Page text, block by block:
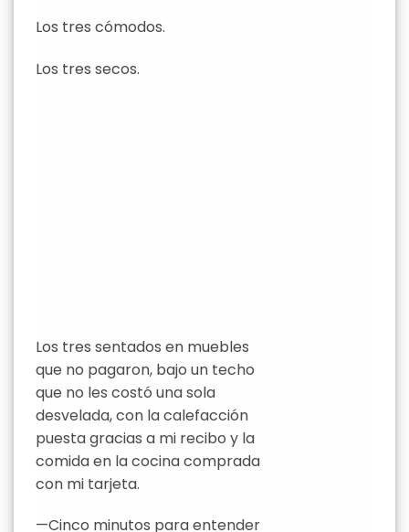
Los tres cómodos.
Los tres secos.
Los tres sentados en muebles
que no pagaron, bajo un techo
que no les costó una sola
desvelada, con la calefacción
puesta gracias a mi recibo y la
comida en la cocina comprada
con mi tarjeta.
—Cinco minutos para entender